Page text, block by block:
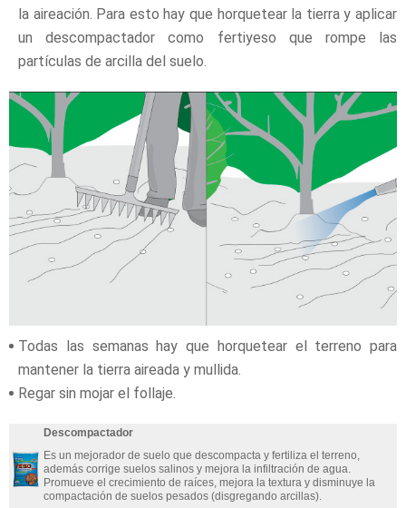
la aireación. Para esto hay que horquetear la tierra y aplicar
un descompactador como fertiyeso que rompe las
partículas de arcilla del suelo.
Todas las semanas hay que horquetear el terreno para
mantener la tierra aireada y mullida.
Regar sin mojar el follaje.
Descompactador
Es un mejorador de suelo que descompacta y fertiliza el terreno,
además corrige suelos salinos y mejora la infiltración de agua.
Promueve el crecimiento de raíces, mejora la textura y disminuye la
compactación de suelos pesados (disgregando arcillas).